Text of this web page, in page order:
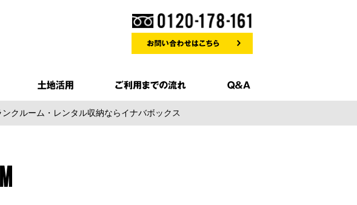
クルーム・レンタル収納ならイナバボックス